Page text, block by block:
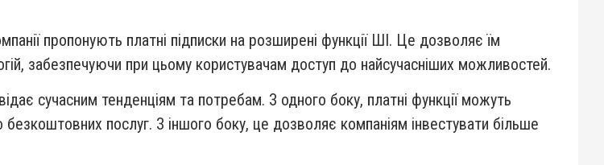
пропонують платні підписки на розширені функції ШІ. Це дозволяє їм
забезпечуючи при цьому користувачам доступ до найсучасніших можливостей.
сучасним тенденціям та потребам. З одного боку, платні функції можуть
послуг. З іншого боку, це дозволяє компаніям інвестувати більше